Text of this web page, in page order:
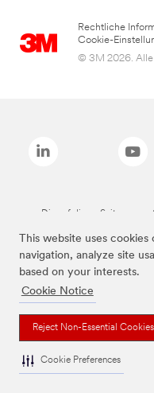
This website uses
navigation, analyze site
based on your interests.
Cookie Notice
Reject Non-Essential Cookies
Cookie Preferences
Rechtliche
Cookie-
© 3M 2026. Alle
Die auf dieser Seite